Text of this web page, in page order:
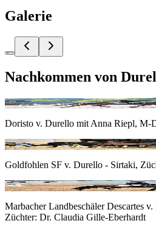
Galerie
Nachkommen von
Doris Matthaes
Doristo v. Durello mit Anna Riepl, M-
Robert Kraft
Goldfohlen SF v. Durello - Sirtaki,
Fotoagentur Dill
Marbacher Landbeschäler Descartes
Züchter: Dr. Claudia Gille-Eberhardt